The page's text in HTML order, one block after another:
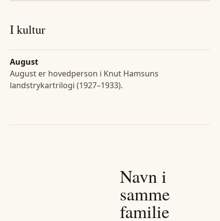
I kultur
August
August er hovedperson i Knut Hamsuns
landstrykartrilogi (1927–1933).
Navn i
samme
familie